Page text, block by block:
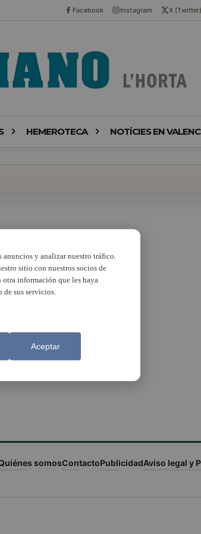
Facebook Instagram X (Twitter)
HEMEROTECA NOTÍCIES EN
somosContactoPublicidadAviso legal y
y analizar nuestro tráfico.
sitio con nuestros socios de
información que les haya
sus servicios.
Aceptar